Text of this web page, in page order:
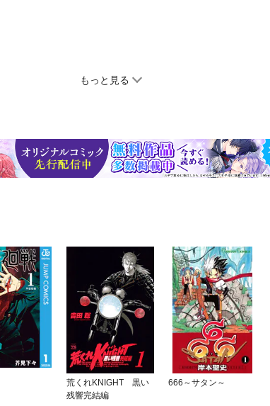
もっと見る
荒くれKNIGHT 黒い
残響完結編
666～サタン～